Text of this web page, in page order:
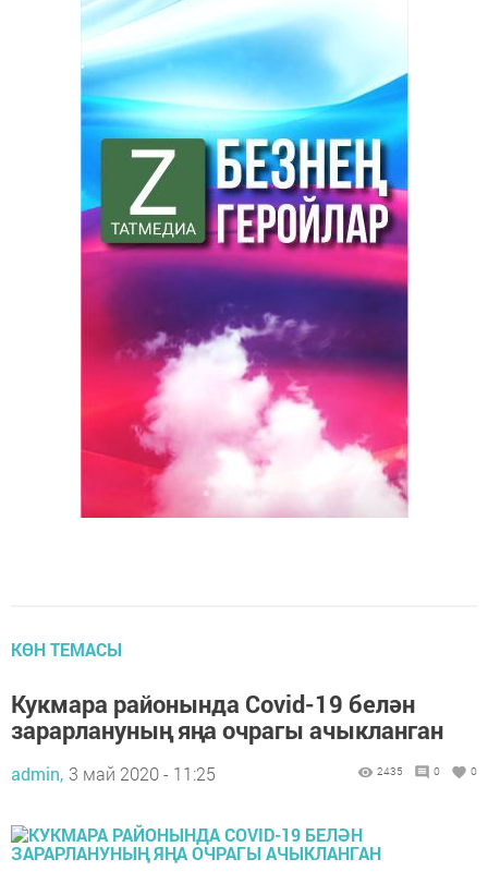
КӨН ТЕМАСЫ
Кукмара районында Covid-19 белән
зарарлануның яңа очрагы ачыкланган
admin, 3 май 2020 - 11:25 2435 0 0